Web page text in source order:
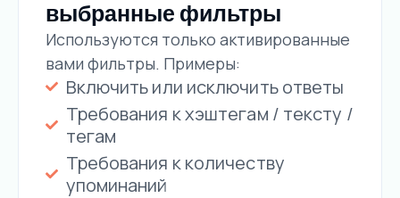
выбранные фильтры
Используются только активированные
вами фильтры. Примеры:
Включить или исключить ответы
Требования к хэштегам / тексту /
тегам
Требования к количеству
упоминаний